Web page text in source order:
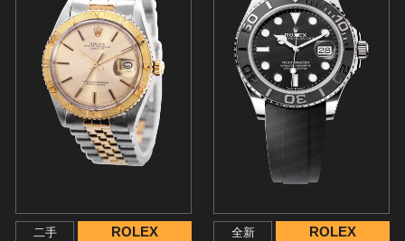
二手 ROLEX 全新 ROLEX